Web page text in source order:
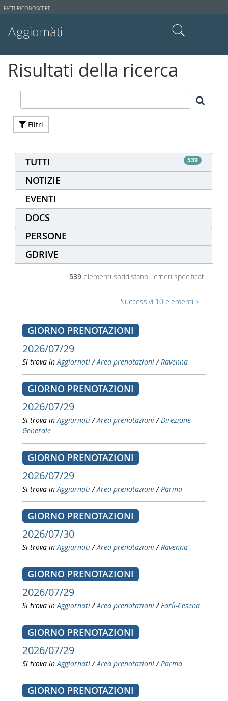
Strumenti
FATTI RICONOSCERE
Aggiornàti
Ricerca avanzata…
Risultati della ricerca
Filtri
TUTTI 539
NOTIZIE
EVENTI
DOCS
PERSONE
GDRIVE
539 elementi soddisfano i criteri specificati
Successivi 10 elementi
GIORNO PRENOTAZIONI
2026/07/29
Si trova in Aggiornati /Area prenotazioni /Ravenna
GIORNO PRENOTAZIONI
2026/07/29
Si trova in Aggiornati /Area prenotazioni /Direzione
Generale
GIORNO PRENOTAZIONI
2026/07/29
Si trova in Aggiornati /Area prenotazioni /Parma
GIORNO PRENOTAZIONI
2026/07/30
Si trova in Aggiornati /Area prenotazioni /Ravenna
GIORNO PRENOTAZIONI
2026/07/29
Si trova in Aggiornati /Area prenotazioni /Forlì-Cesena
GIORNO PRENOTAZIONI
2026/07/29
Si trova in Aggiornati /Area prenotazioni /Parma
GIORNO PRENOTAZIONI